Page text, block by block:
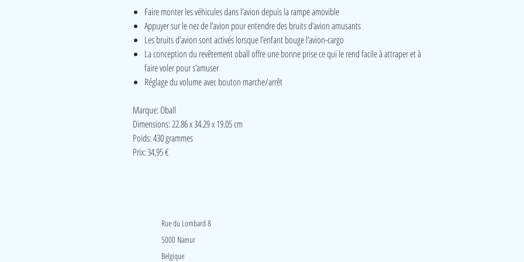
Faire monter les véhicules dans l’avion depuis la rampe amovible
Appuyer sur le nez de l’avion pour entendre des bruits d’avion amusants
Les bruits d’avion sont activés lorsque l’enfant bouge l’avion-cargo
La conception du revêtement oball offre une bonne prise ce qui le rend facile à attraper et à
faire voler pour s’amuser
Réglage du volume avec bouton marche/arrêt
Marque: Oball
Dimensions: 22.86 x 34.29 x 19.05 cm
Poids: 430 grammes
Prix: 34,95 €
Rue du Lombard 8
5000 Namur
Belgique